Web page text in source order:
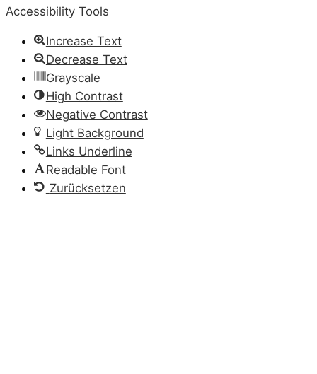
Accessibility Tools
Increase Text
Decrease Text
Grayscale
High Contrast
Negative Contrast
Light Background
Links Underline
Readable Font
Zurücksetzen